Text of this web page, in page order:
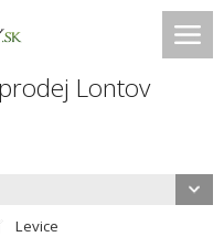
Lontov
Levice